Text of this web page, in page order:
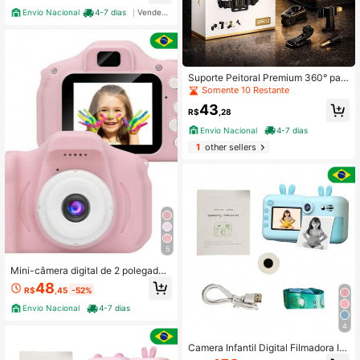
Envio Nacional
4-7 dias
5
Mini-câmera digital de 2 polegadas
com tela HD recarregável para cria
nças Brinquedos fotográficos fofos
com câmera
R$48 ,45 -52%
Envio Nacional
4-7 dias
Suporte Peitoral Premium 360° par
a Câmeras e Smartphones | Ajustáv
Somente 10 Restante
R$43 ,28
Envio Nacional
4-7 dias
1other sellers
4
Camera Infantil Digital Filmadora Inf